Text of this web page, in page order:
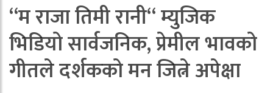
“म राजा तिमी रानी“ म्युजिक
भिडियो सार्वजनिक, प्रेमील भावको
गीतले दर्शकको मन जित्ने अपेक्षा